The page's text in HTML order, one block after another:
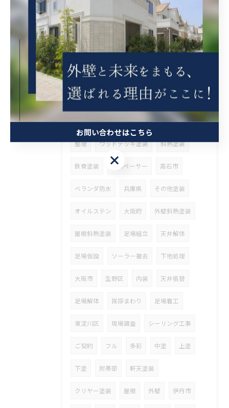
シール工事
クリヤ ベランダ簡易防水 茨木市
吹田市 タイル張り 守口市 ケレン
錆止め 外壁張り替え 瓦固定
漆喰工事 瓦差し替え 京都市
ブロック工事 高圧洗浄 解体 営業
整理 ウッドデッキ塗装 斜熱塗装
鉄骨塗装 タスペーサー 高石市
ベランダ防水 兵庫県 その他塗装
オイルステン 大阪府 外壁斜熱塗装
屋根斜熱塗装 足場組立 天井解体
足場仮設 ソーラー撤去 下地処理
大阪市 生野区 内装 天井張替
足場解体 挨拶まわり 足場着工
東淀川区 現場調査 シーリング工事
ご契約 フル 多彩 中塗 上塗
下塗 附帯部 軒天塗装
クリヤー塗装 屋根 外壁 伊丹市
お問い合わせはこちら
お問い合わせはこちら